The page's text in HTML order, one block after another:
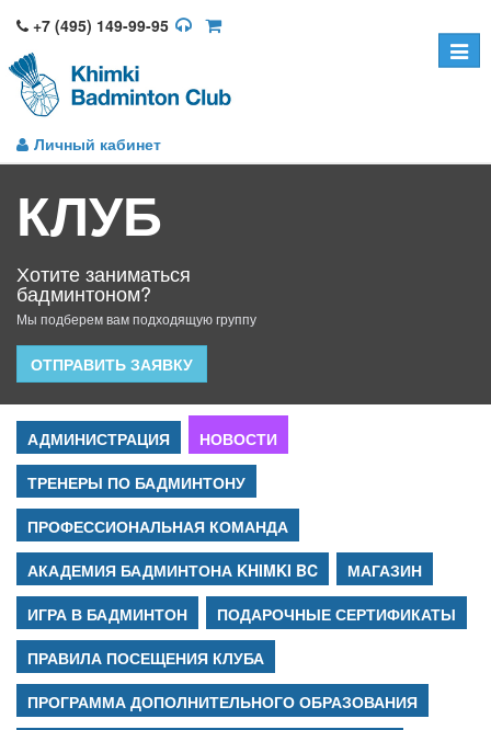
+7 (495) 149-99-95
Toggle
Личный кабинет
КЛУБ
Хотите заниматься
бадминтоном?
Мы подберем вам подходящую группу
ОТПРАВИТЬ ЗАЯВКУ
АДМИНИСТРАЦИЯ
НОВОСТИ
ТРЕНЕРЫ ПО БАДМИНТОНУ
ПРОФЕССИОНАЛЬНАЯ КОМАНДА
АКАДЕМИЯ БАДМИНТОНА KHIMKI BC
МАГАЗИН
ИГРА В БАДМИНТОН
ПОДАРОЧНЫЕ СЕРТИФИКАТЫ
ПРАВИЛА ПОСЕЩЕНИЯ КЛУБА
ПРОГРАММА ДОПОЛНИТЕЛЬНОГО ОБРАЗОВАНИЯ